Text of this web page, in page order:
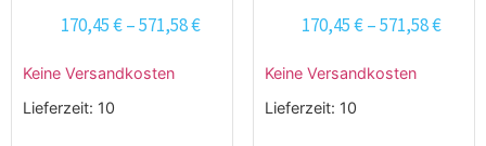
170,45€–571,58€
Keine Versandkosten
Lieferzeit: 10
170,45€–571,58€
Keine Versandkosten
Lieferzeit: 10